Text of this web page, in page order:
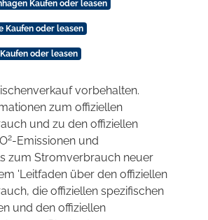
Kaufen oder leasen
Kaufen oder leasen
oder leasen
vorbehalten.
zum offiziellen
und zu den offiziellen
2-Emissionen und
zum Stromverbrauch neuer
'Leitfaden über den offiziellen
die offiziellen spezifischen
und den offiziellen